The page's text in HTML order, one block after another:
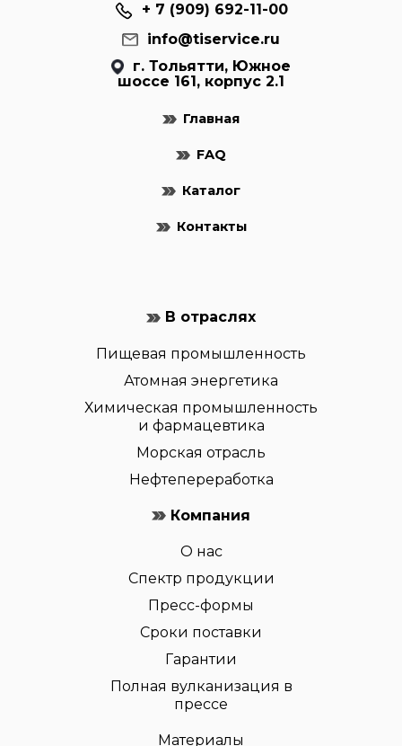
+ 7 (909) 692-11-00
info@tiservice.ru
г. Тольятти, Южное
шоссе 161, корпус 2.1
Главная
FAQ
Каталог
Контакты
В отраслях
Пищевая промышленность
Атомная энергетика
Химическая промышленность
и фармацевтика
Морская отрасль
Нефтепереработка
Компания
О нас
Спектр продукции
Пресс-формы
Сроки поставки
Гарантии
Полная вулканизация в
прессе
Материалы